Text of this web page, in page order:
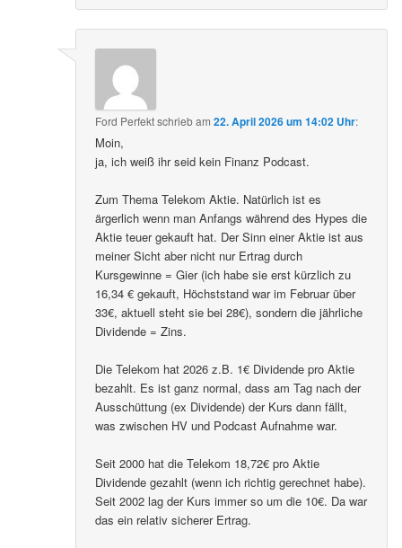
Ford Perfektschriebam22. April 2026 um 14:02 Uhr:
Moin,
ja, ich weiß ihr seid kein Finanz Podcast.
Zum Thema Telekom Aktie. Natürlich ist es
ärgerlich wenn man Anfangs während des Hypes die
Aktie teuer gekauft hat. Der Sinn einer Aktie ist aus
meiner Sicht aber nicht nur Ertrag durch
Kursgewinne = Gier (ich habe sie erst kürzlich zu
16,34 € gekauft, Höchststand war im Februar über
33€, aktuell steht sie bei 28€), sondern die jährliche
Dividende = Zins.
Die Telekom hat 2026 z.B. 1€ Dividende pro Aktie
bezahlt. Es ist ganz normal, dass am Tag nach der
Ausschüttung (ex Dividende) der Kurs dann fällt,
was zwischen HV und Podcast Aufnahme war.
Seit 2000 hat die Telekom 18,72€ pro Aktie
Dividende gezahlt (wenn ich richtig gerechnet habe).
Seit 2002 lag der Kurs immer so um die 10€. Da war
das ein relativ sicherer Ertrag.